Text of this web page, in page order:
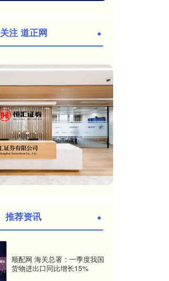
关注 道正网
推荐资讯
顺配网 海关总署：一季度我国
货物进出口同比增长15%